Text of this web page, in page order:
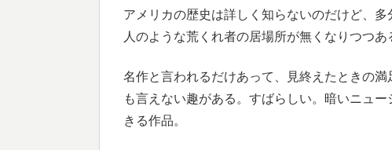
アメリカの歴史は詳しく知らないのだけど、
人のような荒くれ者の居場所が無くなりつつあ
名作と言われるだけあって、見終えたときの
も言えない趣がある。すばらしい。暗いニュ
きる作品。